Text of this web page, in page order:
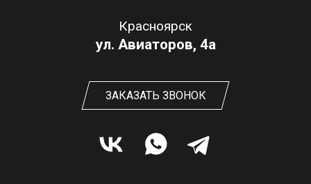
Красноярск
ул. Авиаторов, 4а
ЗАКАЗАТЬ ЗВОНОК